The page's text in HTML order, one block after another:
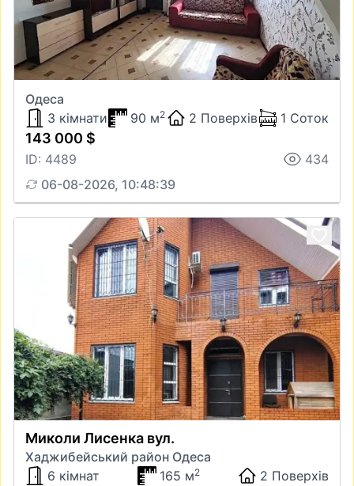
Одеса
3 кімнати
90 м2 2 Поверхів 1 Соток
143 000 $
ID: 4489
434
06-08-2026, 10:48:39
Миколи Лисенка вул.
Хаджибейський район Одеса
6 кімнат
165 м2
2 Поверхів